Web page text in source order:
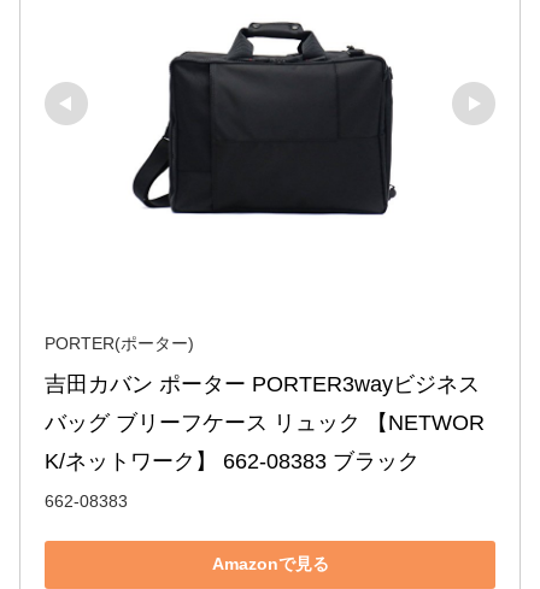
PORTER(ポーター)
吉田カバン ポーター PORTER3wayビジネス
バッグ ブリーフケース リュック 【NETWOR
K/ネットワーク】 662-08383 ブラック
662-08383
Amazonで見る